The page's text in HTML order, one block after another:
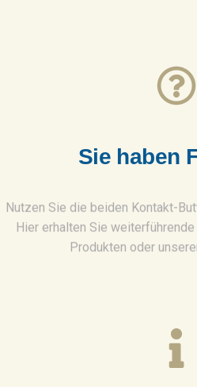
Sie haben
Nutzen Sie die beiden Kontakt-
Hier erhalten Sie
Produkten oder